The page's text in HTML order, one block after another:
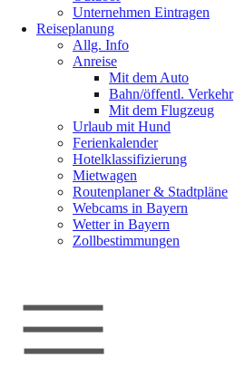
Unternehmen Eintragen
Reiseplanung
Allg. Info
Anreise
Mit dem Auto
Bahn/öffentl. Verkehr
Mit dem Flugzeug
Urlaub mit Hund
Ferienkalender
Hotelklassifizierung
Mietwagen
Routenplaner & Stadtpläne
Webcams in Bayern
Wetter in Bayern
Zollbestimmungen